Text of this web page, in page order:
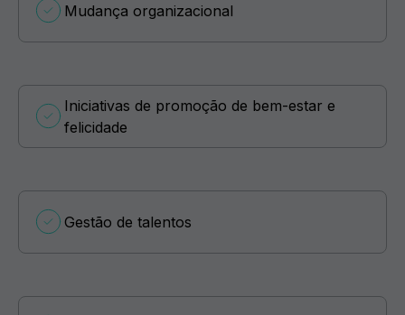
Mudança organizacional
Iniciativas de promoção de bem-estar e
felicidade
Gestão de talentos